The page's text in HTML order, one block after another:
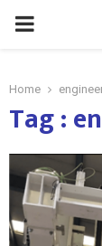
PRIMARY
Home
Tag :